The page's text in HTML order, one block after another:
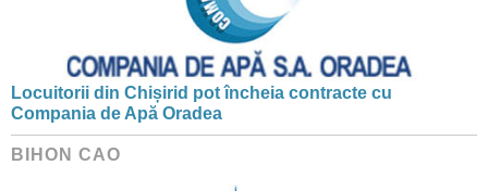
Locuitorii din Chișirid pot încheia contracte cu
Compania de Apă Oradea
BIHON CAO